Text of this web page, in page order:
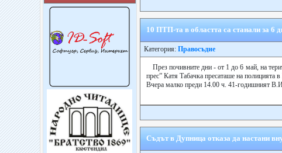
10 ПТП-та в областта са станали за 6
Категория: Правосъдие
През почивните дни - от 1 до 6 май, на
прес” Катя Табачка пресаташе на полицията
Вчера малко преди 14.00 ч. 41-годишният
Съдът в Дупница отказа да настани